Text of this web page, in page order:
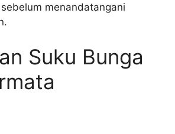
menandatangani
Suku Bunga